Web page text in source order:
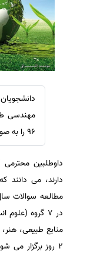
ترجمه عربی
مشاهده همه
سفارش
سفارش
سفارش
سفارش
سفارش
سفارش معرفی
سفارش
سفارش
سفارش ترجمه
سفارش
سفارش تولید
سفارش
سفارش چکیده
96 را به صورت فایل PDF دانلود نمایند.
داوطلبین
دارند، می دانند
مطالعه سوالات
در 7 گروه
منابع طبیعی،
2 روز برگزار